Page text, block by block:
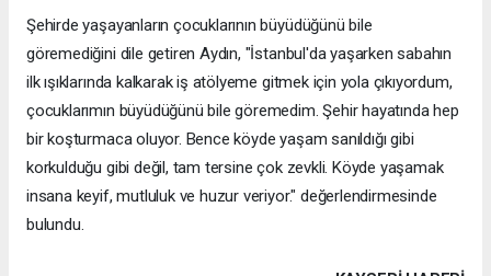
Şehirde yaşayanların çocuklarının büyüdüğünü bile
göremediğini dile getiren Aydın, "İstanbul'da yaşarken sabahın
ilk ışıklarında kalkarak iş atölyeme gitmek için yola çıkıyordum,
çocuklarımın büyüdüğünü bile göremedim. Şehir hayatında hep
bir koşturmaca oluyor. Bence köyde yaşam sanıldığı gibi
korkulduğu gibi değil, tam tersine çok zevkli. Köyde yaşamak
insana keyif, mutluluk ve huzur veriyor." değerlendirmesinde
bulundu.